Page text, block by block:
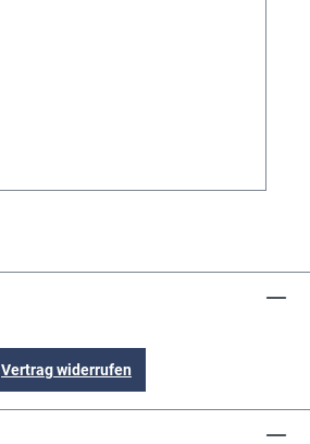
Vertrag widerrufen